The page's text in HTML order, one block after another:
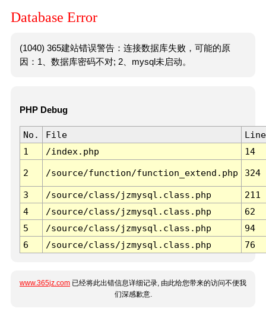
Database Error
(1040) 365建站错误警告：连接数据库失败，可能的原
因：1、数据库密码不对; 2、mysql未启动。
PHP Debug
No. File
Line
1
/index.php 14
2 /source/function/function_extend.php 324
3 /source/class/jzmysql.class.php
211
4
/source/class/jzmysql.class.php
62
5
/source/class/jzmysql.class.php
94
6
/source/class/jzmysql.class.php 76
www.365jz.com 已经将此出错信息详细记录, 由此给您带来的访问不便我
们深感歉意.